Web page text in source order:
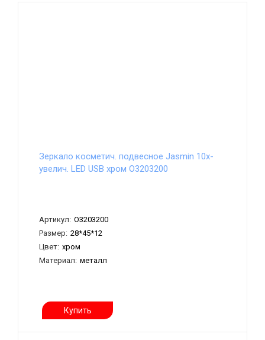
Зеркало косметич. подвесное Jasmin 10х-
увелич. LED USB хром О3203200
Артикул: О3203200
Размер: 28*45*12
Цвет: хром
Материал: металл
Купить